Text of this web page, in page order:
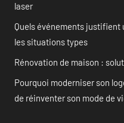
laser
Quels événements justifient
les situations types
Rénovation de maison :
Pourquoi moderniser son
de réinventer son mode de